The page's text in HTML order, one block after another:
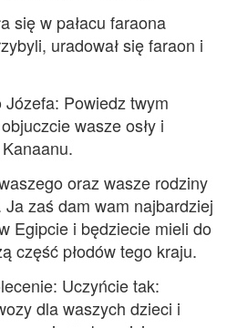
się w pałacu faraona
uradował się faraon i
Józefa: Powiedz twym
wasze osły i
oraz wasze rodziny
zaś dam wam najbardziej
Egipcie i będziecie mieli do
część płodów tego kraju.
Uczyńcie tak:
dla waszych dzieci i